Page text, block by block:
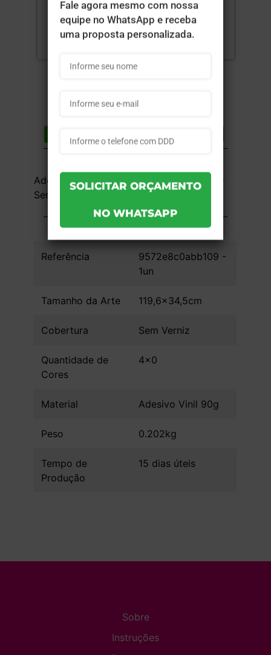
Adesivo Vinil 90g - 4x0 - 119,6x34,5cm -
Sem Verniz - 1 unid
INFORMAÇÕES DO PRODUTO
Referência
9572e8c0abb109 -
1un
Tamanho da Arte 119,6x34,5cm
Cobertura Sem Verniz
Quantidade de
Cores
4x0
Material Adesivo Vinil 90g
Peso 0.202kg
Tempo de
Produção
15 dias úteis
Sobre
Instruções